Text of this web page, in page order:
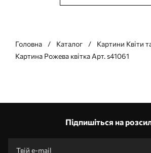
Головна Каталог
Картини Квіти
Картина Рожева квітка Арт. s41061
Підпишіться на